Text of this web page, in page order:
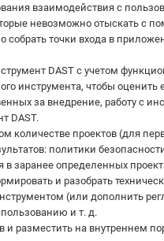
взаимодействия с
невозможно отыскать с
собрать точки входа в
DAST с учетом
инструмента, чтобы оценить
за внедрение, работу с
DAST.
количестве проектов (для
политики
заранее определенных
и разобрать
(или дополнить
и т. д.
и разместить на внутреннем